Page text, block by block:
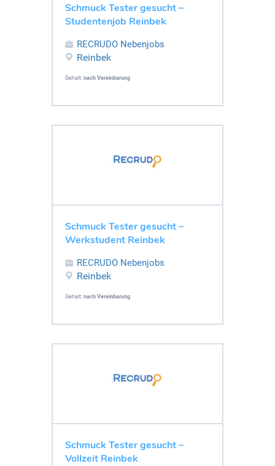
Schmuck Tester gesucht –
Studentenjob Reinbek
RECRUDO Nebenjobs
Reinbek
Gehalt: nach Vereinbarung
Schmuck Tester gesucht –
Werkstudent Reinbek
RECRUDO Nebenjobs
Reinbek
Gehalt: nach Vereinbarung
Schmuck Tester gesucht –
Vollzeit Reinbek